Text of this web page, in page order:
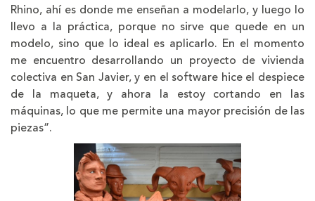
Rhino, ahí es donde me enseñan a modelarlo, y luego lo
llevo a la práctica, porque no sirve que quede en un
modelo, sino que lo ideal es aplicarlo. En el momento
me encuentro desarrollando un proyecto de vivienda
colectiva en San Javier, y en el software hice el despiece
de la maqueta, y ahora la estoy cortando en las
máquinas, lo que me permite una mayor precisión de las
piezas”.